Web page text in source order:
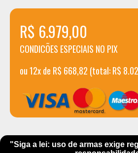
R$ 6.979,00
CONDICÕES ESPECIAIS NO PIX
ou 12x de R$ 668,82 (total: R$
"Siga a lei: uso de armas exige